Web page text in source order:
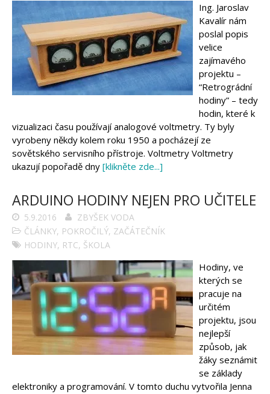
Ing. Jaroslav
Kavalír nám
poslal popis
velice
zajímavého
projektu –
“Retrográdní
hodiny” – tedy
hodin, které k
vizualizaci času používají analogové voltmetry. Ty byly
vyrobeny někdy kolem roku 1950 a pocházejí ze
sovětského servisního přístroje. Voltmetry Voltmetry
ukazují popořadě dny [klikněte zde...]
ARDUINO HODINY NEJEN PRO UČITELE
5.9.2016
ZBYŠEK VODA
ČLÁNKY, POKROČILÝ, ZAČÁTEČNÍK
HODINY, RTC, ŠKOLA
Hodiny, ve
kterých se
pracuje na
určitém
projektu, jsou
nejlepší
způsob, jak
žáky seznámit
se základy
elektroniky a programování. V tomto duchu vytvořila Jenna